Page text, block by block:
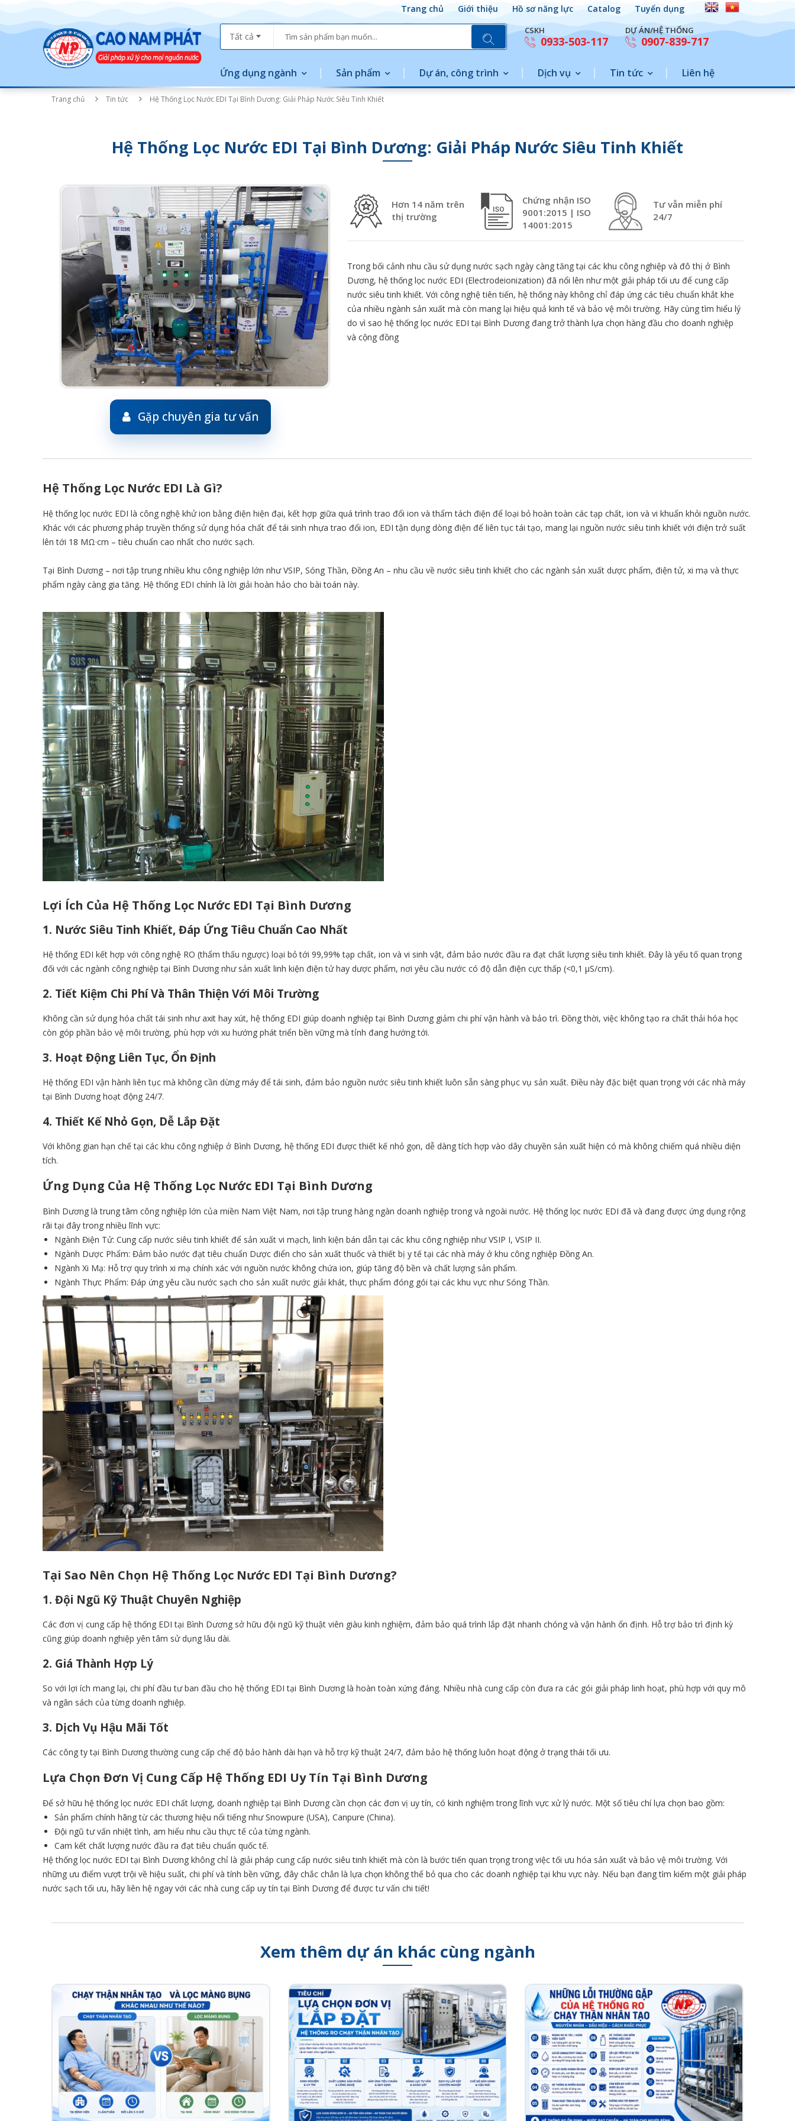
Trang chủ Giới thiệu Hồ sơ năng lực Catalog Tuyển dụng
Tất cả
CSKH
0933-503-117
DỰ ÁN/HỆ THỐNG
0907-839-717
Ứng dụng ngành Sản phẩm Dự án, công trình Dịch vụ Tin tức Liên hệ
Trang chủ Tin tức Hệ Thống Lọc Nước EDI Tại Bình Dương: Giải Pháp Nước Siêu Tinh Khiết
Hệ Thống Lọc Nước EDI Tại Bình Dương: Giải Pháp Nước Siêu Tinh Khiết
Gặp chuyên gia tư vấn
Hơn 14 năm trên
thị trường
Chứng nhận ISO
9001:2015 | ISO
14001:2015
Tư vẫn miễn phí
24/7
Trong bối cảnh nhu cầu sử dụng nước sạch ngày càng tăng tại các khu công nghiệp và đô thị ở Bình
Dương, hệ thống lọc nước EDI (Electrodeionization) đã nổi lên như một giải pháp tối ưu để cung cấp
nước siêu tinh khiết. Với công nghệ tiên tiến, hệ thống này không chỉ đáp ứng các tiêu chuẩn khắt khe
của nhiều ngành sản xuất mà còn mang lại hiệu quả kinh tế và bảo vệ môi trường. Hãy cùng tìm hiểu lý
do vì sao hệ thống lọc nước EDI tại Bình Dương đang trở thành lựa chọn hàng đầu cho doanh nghiệp
và cộng đồng
Hệ Thống Lọc Nước EDI Là Gì?
Hệ thống lọc nước EDI là công nghệ khử ion bằng điện hiện đại, kết hợp giữa quá trình trao đổi ion và thẩm tách điện để loại bỏ hoàn toàn các tạp chất, ion và vi khuẩn khỏi nguồn nước.
Khác với các phương pháp truyền thống sử dụng hóa chất để tái sinh nhựa trao đổi ion, EDI tận dụng dòng điện để liên tục tái tạo, mang lại nguồn nước siêu tinh khiết với điện trở suất
lên tới 18 MΩ·cm – tiêu chuẩn cao nhất cho nước sạch.
Tại Bình Dương – nơi tập trung nhiều khu công nghiệp lớn như VSIP, Sóng Thần, Đồng An – nhu cầu về nước siêu tinh khiết cho các ngành sản xuất dược phẩm, điện tử, xi mạ và thực
phẩm ngày càng gia tăng. Hệ thống EDI chính là lời giải hoàn hảo cho bài toán này.
Lợi Ích Của Hệ Thống Lọc Nước EDI Tại Bình Dương
1. Nước Siêu Tinh Khiết, Đáp Ứng Tiêu Chuẩn Cao Nhất
Hệ thống EDI kết hợp với công nghệ RO (thẩm thấu ngược) loại bỏ tới 99,99% tạp chất, ion và vi sinh vật, đảm bảo nước đầu ra đạt chất lượng siêu tinh khiết. Đây là yếu tố quan trọng
đối với các ngành công nghiệp tại Bình Dương như sản xuất linh kiện điện tử hay dược phẩm, nơi yêu cầu nước có độ dẫn điện cực thấp (<0,1 µS/cm).
2. Tiết Kiệm Chi Phí Và Thân Thiện Với Môi Trường
Không cần sử dụng hóa chất tái sinh như axit hay xút, hệ thống EDI giúp doanh nghiệp tại Bình Dương giảm chi phí vận hành và bảo trì. Đồng thời, việc không tạo ra chất thải hóa học
còn góp phần bảo vệ môi trường, phù hợp với xu hướng phát triển bền vững mà tỉnh đang hướng tới.
3. Hoạt Động Liên Tục, Ổn Định
Hệ thống EDI vận hành liên tục mà không cần dừng máy để tái sinh, đảm bảo nguồn nước siêu tinh khiết luôn sẵn sàng phục vụ sản xuất. Điều này đặc biệt quan trọng với các nhà máy
tại Bình Dương hoạt động 24/7.
4. Thiết Kế Nhỏ Gọn, Dễ Lắp Đặt
Với không gian hạn chế tại các khu công nghiệp ở Bình Dương, hệ thống EDI được thiết kế nhỏ gọn, dễ dàng tích hợp vào dây chuyền sản xuất hiện có mà không chiếm quá nhiều diện
tích.
Ứng Dụng Của Hệ Thống Lọc Nước EDI Tại Bình Dương
Bình Dương là trung tâm công nghiệp lớn của miền Nam Việt Nam, nơi tập trung hàng ngàn doanh nghiệp trong và ngoài nước. Hệ thống lọc nước EDI đã và đang được ứng dụng rộng
rãi tại đây trong nhiều lĩnh vực:
Ngành Điện Tử: Cung cấp nước siêu tinh khiết để sản xuất vi mạch, linh kiện bán dẫn tại các khu công nghiệp như VSIP I, VSIP II.
Ngành Dược Phẩm: Đảm bảo nước đạt tiêu chuẩn Dược điển cho sản xuất thuốc và thiết bị y tế tại các nhà máy ở khu công nghiệp Đồng An.
Ngành Xi Mạ: Hỗ trợ quy trình xi mạ chính xác với nguồn nước không chứa ion, giúp tăng độ bền và chất lượng sản phẩm.
Ngành Thực Phẩm: Đáp ứng yêu cầu nước sạch cho sản xuất nước giải khát, thực phẩm đóng gói tại các khu vực như Sóng Thần.
Tại Sao Nên Chọn Hệ Thống Lọc Nước EDI Tại Bình Dương?
1. Đội Ngũ Kỹ Thuật Chuyên Nghiệp
Các đơn vị cung cấp hệ thống EDItại Bình Dương sở hữu đội ngũ kỹ thuật viên giàu kinh nghiệm, đảm bảo quá trình lắp đặt nhanh chóng và vận hành ổn định. Hỗ trợ bảo trì định kỳ
cũng giúp doanh nghiệp yên tâm sử dụng lâu dài.
2. Giá Thành Hợp Lý
So với lợi ích mang lại, chi phí đầu tư ban đầu cho hệ thống EDI tại Bình Dương là hoàn toàn xứng đáng. Nhiều nhà cung cấp còn đưa ra các gói giải pháp linh hoạt, phù hợp với quy mô
và ngân sách của từng doanh nghiệp.
3. Dịch Vụ Hậu Mãi Tốt
Các công ty tại Bình Dương thường cung cấp chế độ bảo hành dài hạn và hỗ trợ kỹ thuật 24/7, đảm bảo hệ thống luôn hoạt động ở trạng thái tối ưu.
Lựa Chọn Đơn Vị Cung Cấp Hệ Thống EDI Uy Tín Tại Bình Dương
Để sở hữu hệ thống lọc nước EDI chất lượng, doanh nghiệp tại Bình Dương cần chọn các đơn vị uy tín, có kinh nghiệm trong lĩnh vực xử lý nước. Một số tiêu chí lựa chọn bao gồm:
Sản phẩm chính hãng từ các thương hiệu nổi tiếng như Snowpure (USA), Canpure (China).
Đội ngũ tư vấn nhiệt tình, am hiểu nhu cầu thực tế của từng ngành.
Cam kết chất lượng nước đầu ra đạt tiêu chuẩn quốc tế.
Hệ thống lọc nước EDI tại Bình Dương không chỉ là giải pháp cung cấp nước siêu tinh khiết mà còn là bước tiến quan trọng trong việc tối ưu hóa sản xuất và bảo vệ môi trường. Với
những ưu điểm vượt trội về hiệu suất, chi phí và tính bền vững, đây chắc chắn là lựa chọn không thể bỏ qua cho các doanh nghiệp tại khu vực này. Nếu bạn đang tìm kiếm một giải pháp
nước sạch tối ưu, hãy liên hệ ngay với các nhà cung cấp uy tín tại Bình Dương để được tư vấn chi tiết!
Xem thêm dự án khác cùng ngành